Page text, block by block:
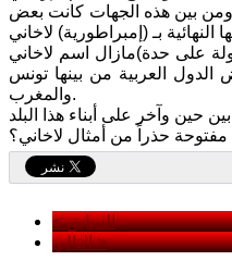
بين هذه الجهات كانت بعض
على حدة)مازال اسم لاخاني
العربية من بينها تونس
والمغرب.
مفتوحة حذراً من أمثال لاخاني؟
< السابق
التالي >